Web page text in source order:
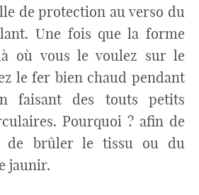
de protection au verso du
Une fois que la forme
où vous le voulez sur le
le fer bien chaud pendant
faisant des touts petits
Pourquoi ? afin de
de brûler le tissu ou du
jaunir.